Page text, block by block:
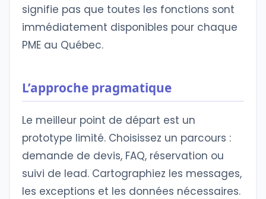
signifie pas que toutes les fonctions sont
immédiatement disponibles pour chaque
PME au Québec.
L’approche pragmatique
Le meilleur point de départ est un
prototype limité. Choisissez un parcours :
demande de devis, FAQ, réservation ou
suivi de lead. Cartographiez les messages,
les exceptions et les données nécessaires.